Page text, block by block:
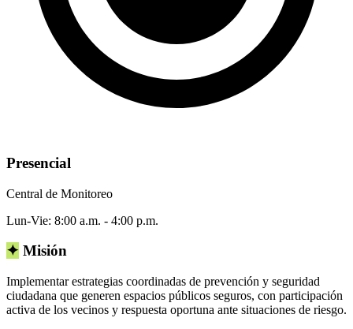
Presencial
Central de Monitoreo
Lun-Vie: 8:00 a.m. - 4:00 p.m.
✦ Misión
Implementar estrategias coordinadas de prevención y seguridad
ciudadana que generen espacios públicos seguros, con participación
activa de los vecinos y respuesta oportuna ante situaciones de riesgo.